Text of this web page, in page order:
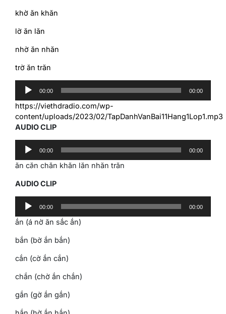
khờ ăn khăn
lờ ăn lăn
nhờ ăn nhăn
trờ ăn trăn
Audio
Player
00:00 00:00
https://viethdradio.com/wp-
content/uploads/2023/02/TapDanhVanBai11Hang1Lop1.mp3
AUDIO CLIP
Audio
Player
00:00 00:00
ăn căn chăn khăn lăn nhăn trăn
AUDIO CLIP
Audio
Player
00:00 00:00
ắn (á nờ ăn sắc ắn)
bắn (bờ ắn bắn)
cắn (cờ ắn cắn)
chắn (chờ ắn chắn)
gắn (gờ ắn gắn)